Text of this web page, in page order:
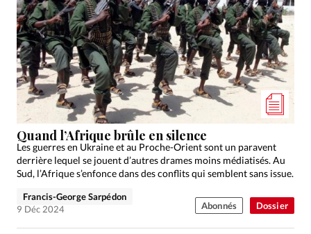
Dossier
Quand l’Afrique brûle en silence
Les guerres en Ukraine et au Proche-Orient sont un paravent
derrière lequel se jouent d’autres drames moins médiatisés. Au
Sud, l’Afrique s’enfonce dans des conflits qui semblent sans issue.
Francis-George Sarpédon
9 Déc 2024
Abonnés